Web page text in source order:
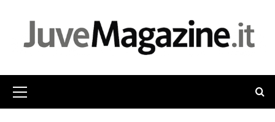
principale